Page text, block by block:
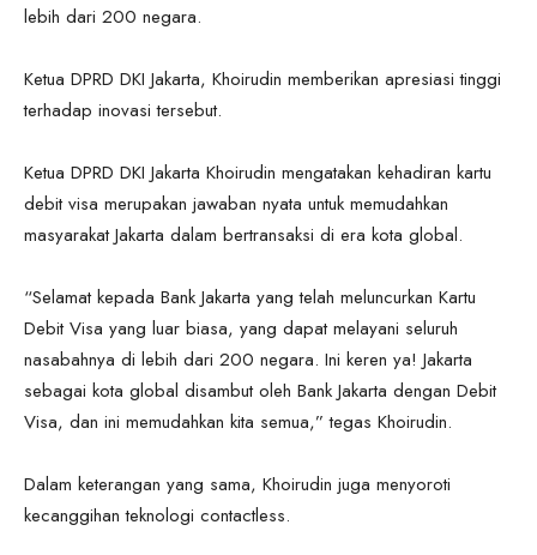
lebih dari 200 negara.
Ketua DPRD DKI Jakarta, Khoirudin memberikan apresiasi tinggi
terhadap inovasi tersebut.
Ketua DPRD DKI Jakarta Khoirudin mengatakan kehadiran kartu
debit visa merupakan jawaban nyata untuk memudahkan
masyarakat Jakarta dalam bertransaksi di era kota global.
“Selamat kepada Bank Jakarta yang telah meluncurkan Kartu
Debit Visa yang luar biasa, yang dapat melayani seluruh
nasabahnya di lebih dari 200 negara. Ini keren ya! Jakarta
sebagai kota global disambut oleh Bank Jakarta dengan Debit
Visa, dan ini memudahkan kita semua,” tegas Khoirudin.
Dalam keterangan yang sama, Khoirudin juga menyoroti
kecanggihan teknologi contactless.